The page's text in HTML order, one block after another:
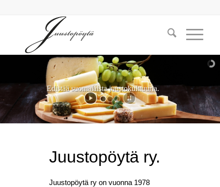
Edistää suomalaista juustokulttuuria.
Juustopöytä ry.
Juustopöytä ry on vuonna 1978